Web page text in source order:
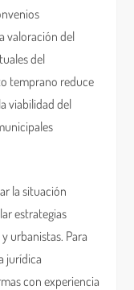
valoración del
del
temprano reduce
viabilidad del
la situación
estrategias
urbanistas. Para
jurídica
con experiencia